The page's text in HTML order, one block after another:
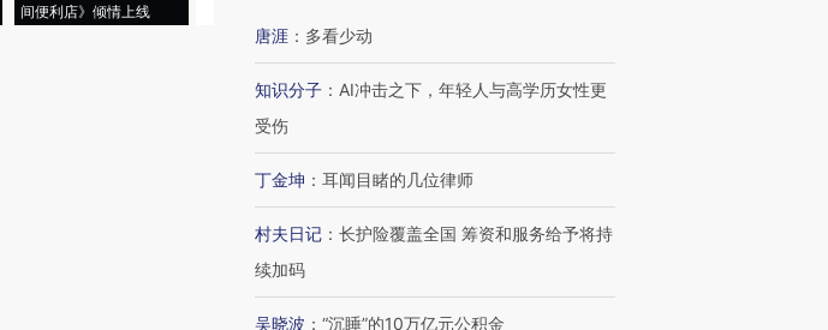
间便利店》倾情上线
唐涯 ： 多看少动
知识分子 ： AI冲击之下，年轻人与高学历女性更
受伤
丁金坤 ： 耳闻目睹的几位律师
村夫日记 ： 长护险覆盖全国 筹资和服务给予将持
续加码
吴晓波 ： “沉睡”的10万亿元公积金